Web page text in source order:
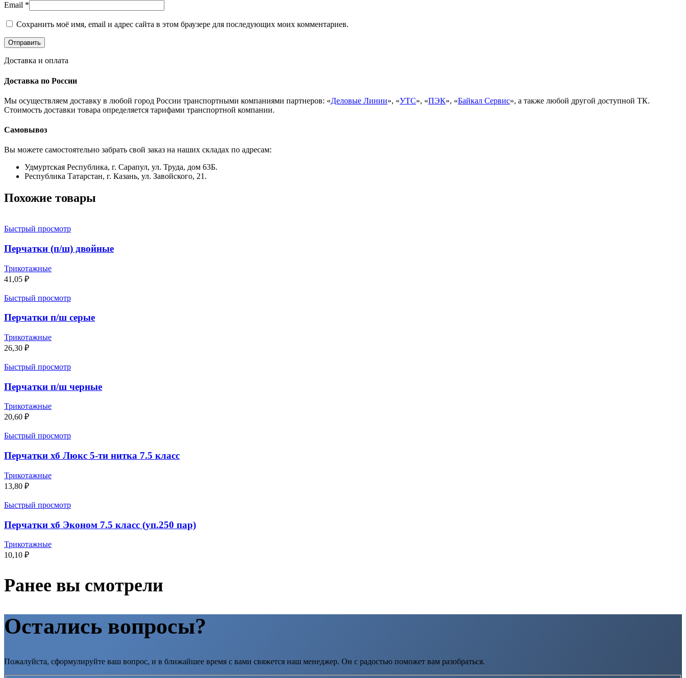
Email *
Сохранить моё имя, email и адрес сайта в этом браузере для последующих моих комментариев.
Доставка и оплата
Доставка по России
Мы осуществляем доставку в любой город России транспортными компаниями партнеров: «Деловые Линии», «УТС», «ПЭК», «Байкал Сервис», а также любой другой доступной ТК.
Стоимость доставки товара определяется тарифами транспортной компании.
Самовывоз
Вы можете самостоятельно забрать свой заказ на наших складах по адресам:
Удмуртская Республика, г. Сарапул, ул. Труда, дом 63Б.
Республика Татарстан, г. Казань, ул. Завойского, 21.
Похожие товары
Быстрый просмотр
Перчатки (п/ш) двойные
Трикотажные
41,05 ₽
Быстрый просмотр
Перчатки п/ш серые
Трикотажные
26,30 ₽
Быстрый просмотр
Перчатки п/ш черные
Трикотажные
20,60 ₽
Быстрый просмотр
Перчатки хб Люкс 5-ти нитка 7.5 класс
Трикотажные
13,80 ₽
Быстрый просмотр
Перчатки хб Эконом 7.5 класс (уп.250 пар)
Трикотажные
10,10 ₽
Ранее вы смотрели
Остались вопросы?
Пожалуйста, сформулируйте ваш вопрос, и в ближайшее время с вами свяжется наш менеджер. Он с радостью поможет вам разобраться.